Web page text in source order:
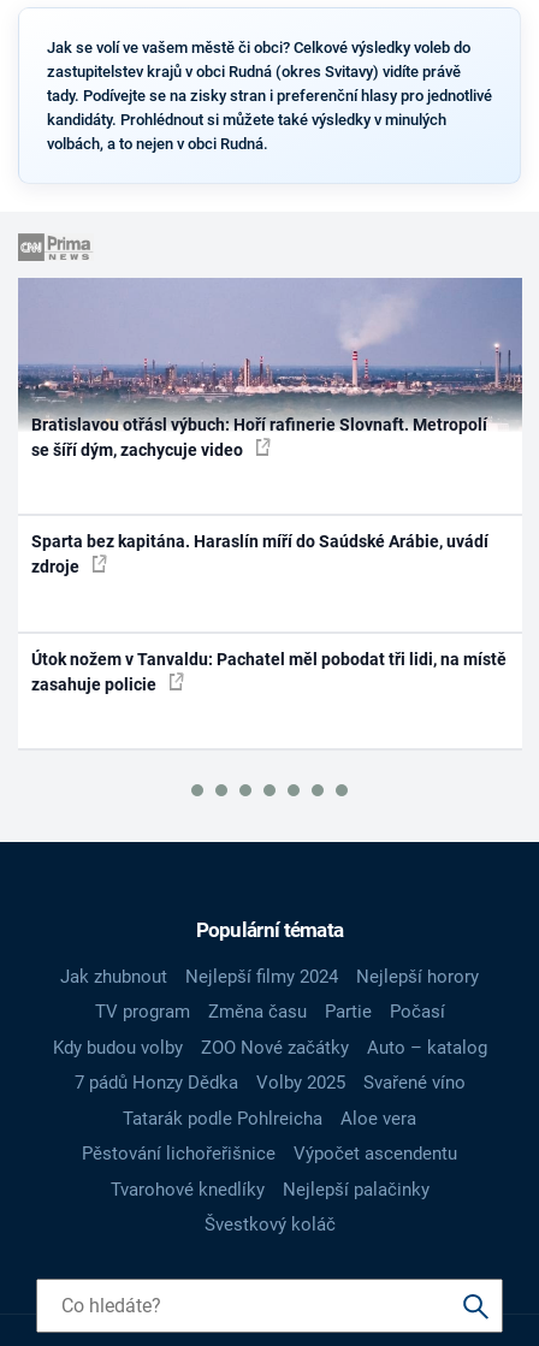
Jak se volí ve vašem městě či obci? Celkové výsledky voleb do
zastupitelstev krajů v obci Rudná (okres Svitavy) vidíte právě
tady. Podívejte se na zisky stran i preferenční hlasy pro jednotlivé
kandidáty. Prohlédnout si můžete také výsledky v minulých
volbách, a to nejen v obci Rudná.
Bratislavou otřásl výbuch: Hoří rafinerie Slovnaft. Metropolí
se šíří dým, zachycuje video
Sparta bez kapitána. Haraslín míří do Saúdské Arábie, uvádí
zdroje
Útok nožem v Tanvaldu: Pachatel měl pobodat tři lidi, na místě
zasahuje policie
Populární témata
Jak zhubnout Nejlepší filmy 2024
Nejlepší horory
TV program
Změna času Partie
Počasí
Kdy budou volby
ZOO Nové začátky
Auto – katalog
7 pádů Honzy Dědka
Volby 2025
Svařené víno
Tatarák podle Pohlreicha
Aloe vera
Pěstování lichořeřišnice
Výpočet ascendentu
Tvarohové knedlíky
Nejlepší palačinky
Švestkový koláč